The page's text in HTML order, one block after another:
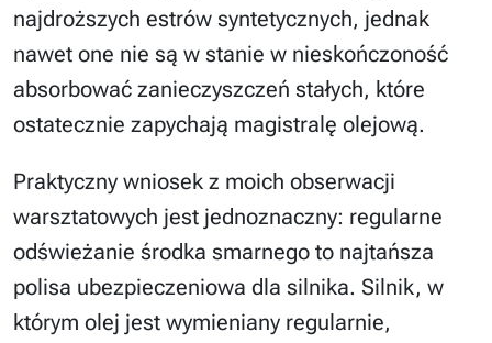
najdroższych estrów syntetycznych, jednak
nawet one nie są w stanie w nieskończoność
absorbować zanieczyszczeń stałych, które
ostatecznie zapychają magistralę olejową.
Praktyczny wniosek z moich obserwacji
warsztatowych jest jednoznaczny: regularne
odświeżanie środka smarnego to najtańsza
polisa ubezpieczeniowa dla silnika. Silnik, w
którym olej jest wymieniany regularnie,